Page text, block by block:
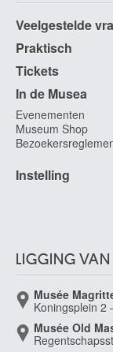
Veelgestelde
Praktisch
Tickets
In de Musea
Evenementen
Museum Shop
Instelling
LIGGING VAN
Musée
Koningsplein 2
Musée Old